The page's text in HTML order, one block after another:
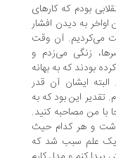
که کارهای
دیدن افشار
آن وقت
می‌زدم و
که به بهانه
آن قدر
این بود که به
مصاحبه کنید.
هر کدام حیث
سبب شد که